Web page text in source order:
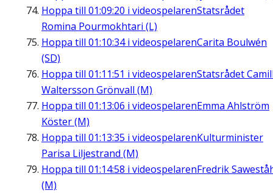
Hoppa till 01:09:20 i videospelarenStatsrådet
Romina Pourmokhtari (L)
Hoppa till 01:10:34i videospelarenCarita Boulwén
(SD)
Hoppa till 01:11:51 i videospelarenStatsrådet
Waltersson Grönvall (M)
Hoppa till 01:13:06 i videospelarenEmma Ahlström
Köster (M)
Hoppa till 01:13:35 i videospelarenKulturminister
Parisa Liljestrand (M)
Hoppa till 01:14:58 i videospelarenFredrik
(M)